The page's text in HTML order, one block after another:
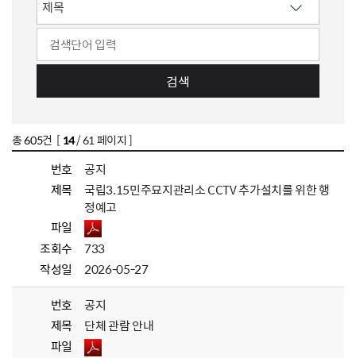
검색
총605건 [ 14/ 61 페이지 ]
번호
공지
제목
국립3.15민주묘지관리소 CCTV 추가설치를 위한 행
정예고
파일
조회수
733
작성일
2026-05-27
번호
공지
제목
단체 관람 안내
파일